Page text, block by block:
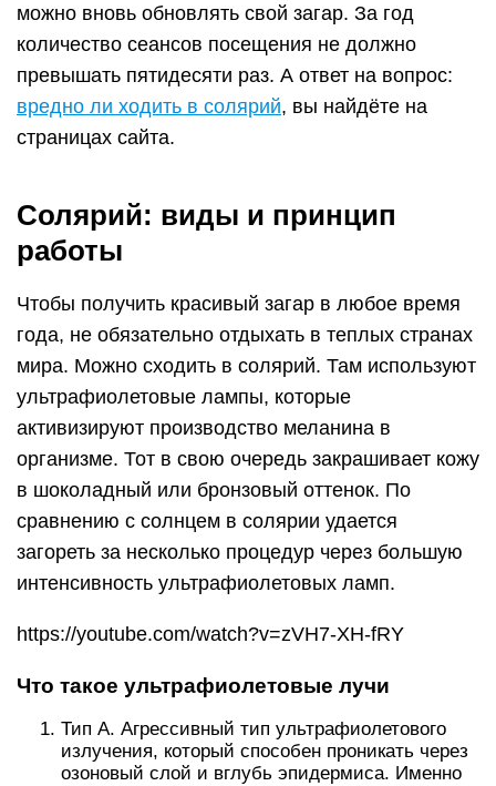
можно вновь обновлять свой загар. За год
количество сеансов посещения не должно
превышать пятидесяти раз. А ответ на вопрос:
вредно ли ходить в солярий, вы найдёте на
страницах сайта.
Солярий: виды и принцип
работы
Чтобы получить красивый загар в любое время
года, не обязательно отдыхать в теплых странах
мира. Можно сходить в солярий. Там используют
ультрафиолетовые лампы, которые
активизируют производство меланина в
организме. Тот в свою очередь закрашивает кожу
в шоколадный или бронзовый оттенок. По
сравнению с солнцем в солярии удается
загореть за несколько процедур через большую
интенсивность ультрафиолетовых ламп.
https://youtube.com/watch?v=zVH7-XH-fRY
Что такое ультрафиолетовые лучи
Тип А. Агрессивный тип ультрафиолетового
излучения, который способен проникать через
озоновый слой и вглубь эпидермиса. Именно